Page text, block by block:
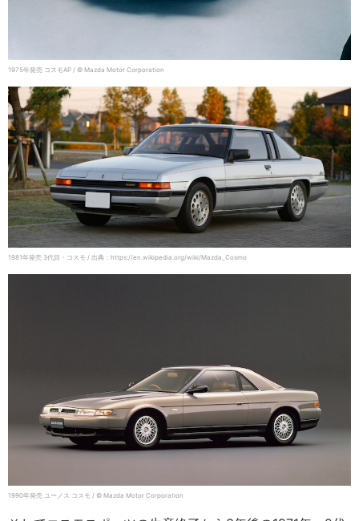
1975年発売 コスモAP / © Mazda Motor Corporation
1981年発売 3代目・コスモ / 出典：https://en.wikipedia.org/wiki/Mazda_Cosmo
1990年発売 ユーノス コスモ / © Mazda Motor Corporation